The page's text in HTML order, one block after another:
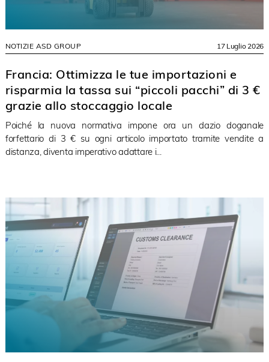
NOTIZIE ASD GROUP 17 Luglio 2026
Francia: Ottimizza le tue importazioni e
risparmia la tassa sui “piccoli pacchi” di 3 €
grazie allo stoccaggio locale
Poiché la nuova normativa impone ora un dazio doganale
forfettario di 3 € su ogni articolo importato tramite vendite a
distanza, diventa imperativo adattare i...